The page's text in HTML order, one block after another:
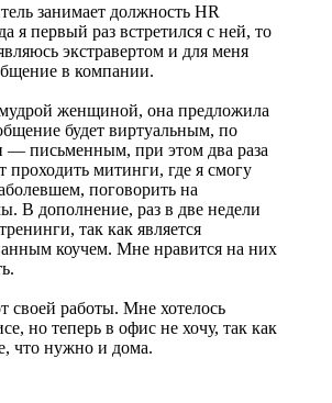
занимает должность HR
я первый раз встретился с ней, то
экстравертом и для меня
в компании.
женщиной, она предложила
будет виртуальным, по
— письменным, при этом два раза
проходить митинги, где я смогу
поговорить на
В дополнение, раз в две недели
так как является
коучем. Мне нравится на них
своей работы. Мне хотелось
но теперь в офис не хочу, так как
что нужно и дома.